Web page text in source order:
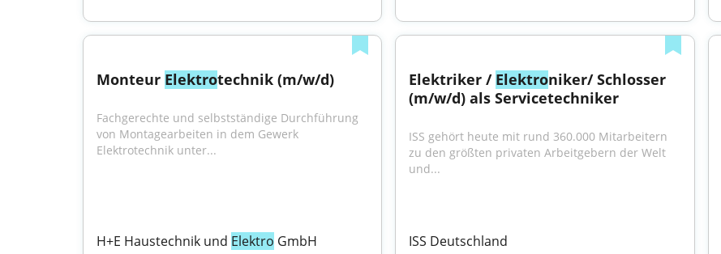
Monteur Elektrotechnik (m/w/d)
Fachgerechte und selbstständige Durchführung
von Montagearbeiten in dem Gewerk
Elektrotechnik unter...
H+E Haustechnik und Elektro GmbH
Elektriker / Elektroniker/ Schlosser
(m/w/d) als Servicetechniker
ISS gehört heute mit rund 360.000 Mitarbeitern
zu den größten privaten Arbeitgebern der Welt
und...
ISS Deutschland